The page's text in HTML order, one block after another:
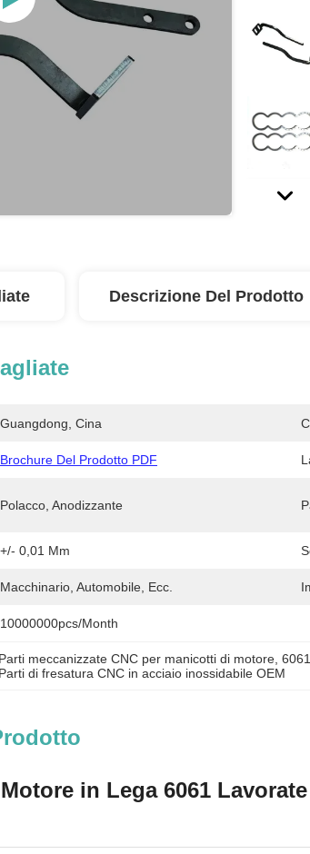
Descrizione Del Prodotto
Guangdong, Cina
Brochure Del Prodotto PDF
Polacco, Anodizzante
+/- 0,01 Mm
Macchinario, Automobile, Ecc.
10000000pcs/month
Parti meccanizzate CNC per manicotti di motore
Parti di fresatura CNC in acciaio inossidabile OEM
in Lega 6061